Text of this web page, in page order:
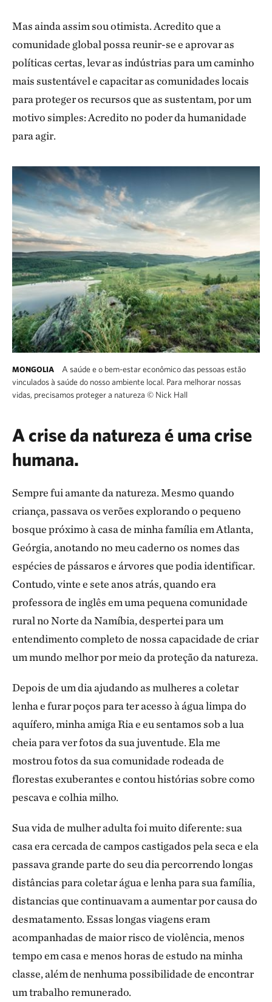
Mas ainda assim sou otimista. Acredito que a
comunidade global possa reunir-se e aprovar as
políticas certas, levar as indústrias para um caminho
mais sustentável e capacitar as comunidades locais
para proteger os recursos que as sustentam, por um
motivo simples: Acredito no poder da humanidade
para agir.
MONGOLIA
A saúde e o bem-estar econômico das pessoas estão
vinculados à saúde do nosso ambiente local. Para melhorar nossas
vidas, precisamos proteger a natureza © Nick Hall
A crise da natureza é uma crise
humana.
Sempre fui amante da natureza. Mesmo quando
criança, passava os verões explorando o pequeno
bosque próximo à casa de minha família em Atlanta,
Geórgia, anotando no meu caderno os nomes das
espécies de pássaros e árvores que podia identificar.
Contudo, vinte e sete anos atrás, quando era
professora de inglês em uma pequena comunidade
rural no Norte da Namíbia, despertei para um
entendimento completo de nossa capacidade de criar
um mundo melhor por meio da proteção da natureza.
Depois de um dia ajudando as mulheres a coletar
lenha e furar poços para ter acesso à água limpa do
aquífero, minha amiga Ria e eu sentamos sob a lua
cheia para ver fotos da sua juventude. Ela me
mostrou fotos da sua comunidade rodeada de
florestas exuberantes e contou histórias sobre como
pescava e colhia milho.
Sua vida de mulher adulta foi muito diferente: sua
casa era cercada de campos castigados pela seca e ela
passava grande parte do seu dia percorrendo longas
distâncias para coletar água e lenha para sua família,
distancias que continuavam a aumentar por causa do
desmatamento. Essas longas viagens eram
acompanhadas de maior risco de violência, menos
tempo em casa e menos horas de estudo na minha
classe, além de nenhuma possibilidade de encontrar
um trabalho remunerado.